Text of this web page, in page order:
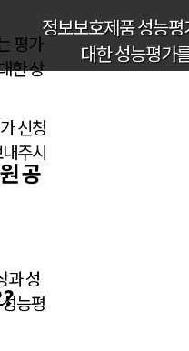
정보보호제품 성능
대한 성능평가
공
과 성
능평
신청
주시
평가
한 상